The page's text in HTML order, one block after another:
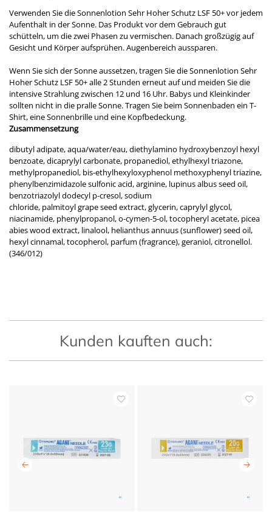
Verwenden Sie die Sonnenlotion Sehr Hoher Schutz LSF 50+ vor jedem
Aufenthalt in der Sonne. Das Produkt vor dem Gebrauch gut
schütteln, um die zwei Phasen zu vermischen. Danach großzügig auf
Gesicht und Körper aufsprühen. Augenbereich aussparen.
Wenn Sie sich der Sonne aussetzen, tragen Sie die Sonnenlotion Sehr
Hoher Schutz LSF 50+ alle 2 Stunden erneut auf und meiden Sie die
intensive Strahlung zwischen 12 und 16 Uhr. Babys und Kleinkinder
sollten nicht in die pralle Sonne. Tragen Sie beim Sonnenbaden ein T-
Shirt, eine Sonnenbrille und eine Kopfbedeckung.
Zusammensetzung
dibutyl adipate, aqua/water/eau, diethylamino hydroxybenzoyl hexyl
benzoate, dicaprylyl carbonate, propanediol, ethylhexyl triazone,
methylpropanediol, bis-ethylhexyloxyphenol methoxyphenyl triazine,
phenylbenzimidazole sulfonic acid, arginine, lupinus albus seed oil,
benzotriazolyl dodecyl p-cresol, sodium
chloride, palmitoyl grape seed extract, glycerin, caprylyl glycol,
niacinamide, phenylpropanol, o-cymen-5-ol, tocopheryl acetate, picea
abies wood extract, linalool, helianthus annuus (sunflower) seed oil,
hexyl cinnamal, tocopherol, parfum (fragrance), geraniol, citronellol.
(346/012)
Kunden kauften auch: